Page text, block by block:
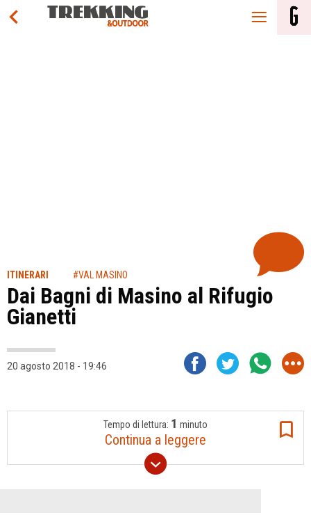
ITINERARI #VAL MASINO
Dai Bagni di Masino al Rifugio
Gianetti
20 agosto 2018 - 19:46
Tempo di lettura: 1 minuto
Continua a leggere